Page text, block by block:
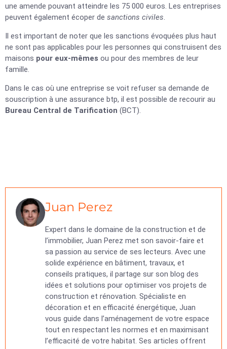
une amende pouvant atteindre les 75 000 euros. Les entreprises
peuvent également écoper de sanctions civiles.
Il est important de noter que les sanctions évoquées plus haut
ne sont pas applicables pour les personnes qui construisent des
maisons pour eux-mêmes ou pour des membres de leur
famille.
Dans le cas où une entreprise se voit refuser sa demande de
souscription à une assurance btp, il est possible de recourir au
Bureau Central de Tarification (BCT).
Juan Perez
Expert dans le domaine de la construction et de
l’immobilier, Juan Perez met son savoir-faire et
sa passion au service de ses lecteurs. Avec une
solide expérience en bâtiment, travaux, et
conseils pratiques, il partage sur son blog des
idées et solutions pour optimiser vos projets de
construction et rénovation. Spécialiste en
décoration et en efficacité énergétique, Juan
vous guide dans l’aménagement de votre espace
tout en respectant les normes et en maximisant
l’efficacité de votre habitat. Ses articles offrent